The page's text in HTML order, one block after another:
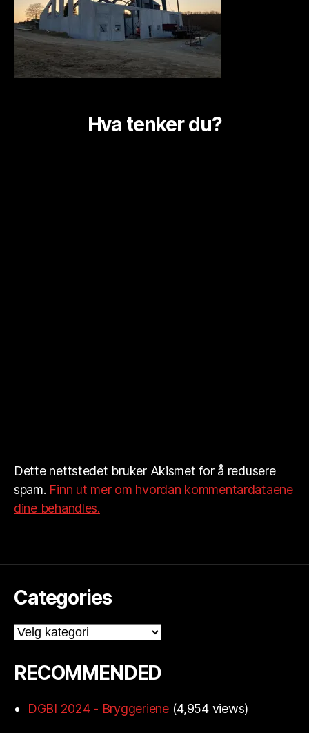
Hva tenker du?
Dette nettstedet bruker Akismet for å redusere
spam. Finn ut mer om hvordan kommentardataene
dine behandles.
Categories
Categories
RECOMMENDED
DGBI 2024 - Bryggeriene (4,954 views)